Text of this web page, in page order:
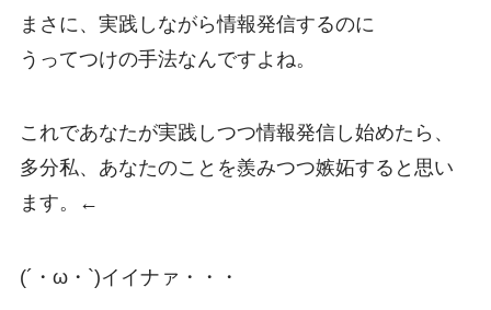
まさに、実践しながら情報発信するのに
うってつけの手法なんですよね。
これであなたが実践しつつ情報発信し始めたら、
多分私、あなたのことを羨みつつ嫉妬すると思い
ます。←
(´・ω・`)イイナァ・・・